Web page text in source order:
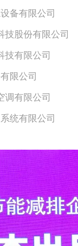
备有限公司
技股份有限公司
技有限公司
限公司
调有限公司
统有限公司